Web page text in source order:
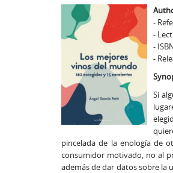
-
-
-
-
Si
pincelada de la enología de
consumidor motivado, no al
además de dar datos sobre la